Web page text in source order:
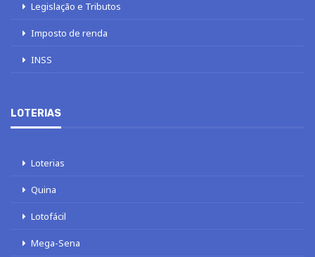
Legislação e Tributos
Imposto de renda
INSS
LOTERIAS
Loterias
Quina
Lotofácil
Mega-Sena